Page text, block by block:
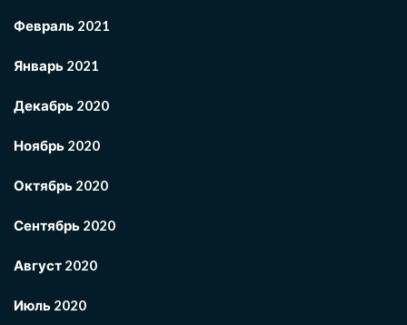
Февраль 2021
Январь 2021
Декабрь 2020
Ноябрь 2020
Октябрь 2020
Сентябрь 2020
Август 2020
Июль 2020